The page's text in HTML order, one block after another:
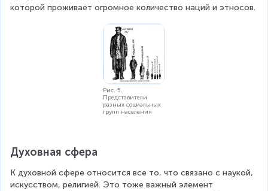
которой проживает огромное количество наций и этносов.
Рис. 5.
Представители
разных социальных
групп населения
Духовная сфера
К духовной сфере относится все то, что связано с наукой,
искусством, религией. Это тоже важный элемент